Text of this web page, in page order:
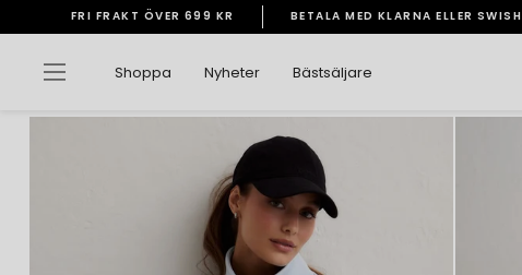
vidare
innehåll
Pausa
bildspelet
FRI FRAKT ÖVER 699 KR BETALA MED KLARNA ELLER SWISH
Sidnavigering
Shoppa Nyheter Bästsäljare